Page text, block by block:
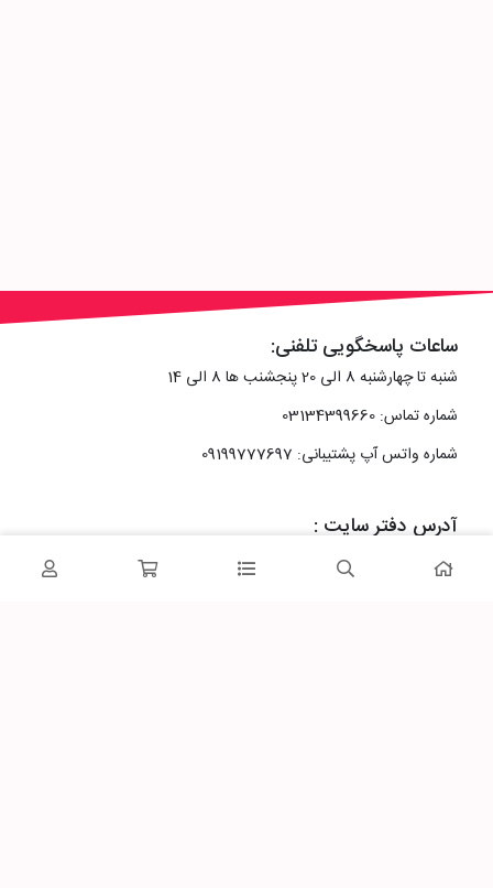
ساعات پاسخگویی تلفنی:
شنبه تا چهارشنبه 8 الی 20 پنجشنب ها 8 الی 14
شماره تماس: 03134399660
شماره واتس آپ پشتیبانی: 09199777697
آدرس دفتر سایت :
اصفهان، خیابان رزمندگان، کوچه شماره سه فرعی 2 پلاک 10